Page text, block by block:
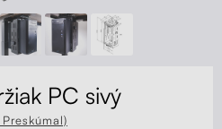
Riser
PC sivý